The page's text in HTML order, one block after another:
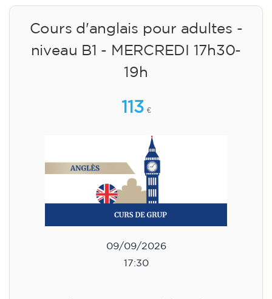
Cours d'anglais pour adultes -
niveau B1 - MERCREDI 17h30-
19h
113 €
09/09/2026
17:30